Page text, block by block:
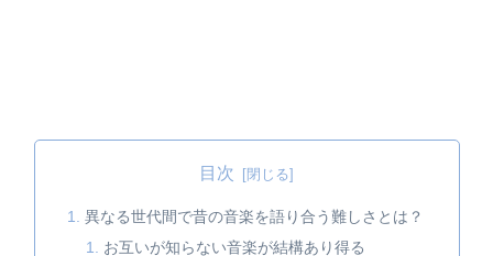
目次
異なる世代間で昔の音楽を語り合う難しさとは？
お互いが知らない音楽が結構あり得る